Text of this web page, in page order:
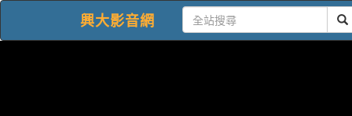
興大影音網